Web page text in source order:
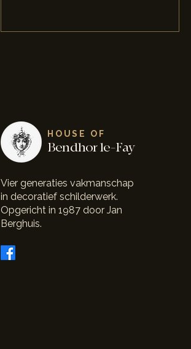
"Johannes Franciscus Buziau
(1877 – 1958) was een acrobaat,
komiek en vooral: clown"
Bendhor le-Fay
HOUSE OF
Vier generaties vakmanschap
in decoratief schilderwerk.
Opgericht in 1987 door Jan
Berghuis.